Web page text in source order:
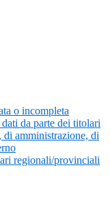
o incompleta
da parte dei titolari
amministrazione, di
regionali/provinciali